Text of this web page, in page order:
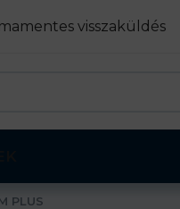
visszaküldés
PLUS